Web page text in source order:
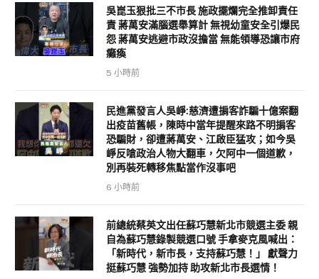
吳崑玉狠批三不市長 施政擺爛完全推卸責任
責 蔣萬安滿腦選舉算計 無視幼童安全引爆民
怨 蔣萬安逃避市政沒擔當 無能領導恐讓市府
癱瘓
5 小時前
民進黨發言人吳崢:慈濟遭掮客詐騙十億案翻
出疫苗舊帳，陳時中當年提醒來路不明掮客
恐騙財，卻遭蔣萬安、江啟臣猛攻；如今吳
崢反嗆政治人物大翻車，欠阿中一個道歉，
別再裝死轉移焦點當作沒事吧
6 小時前
前總統蔡英文出任蘇巧慧新北市競選主委 親
自為蘇巧慧錄製競選口號 手拿麥克風喊出：
「新時代，新市長，支持蘇巧慧！」 獻聲力
挺蘇巧慧 強勢加持 助攻新北市長選情！